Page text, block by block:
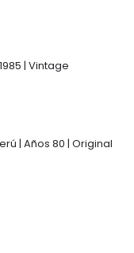
| Vintage
| Años 80 | Original